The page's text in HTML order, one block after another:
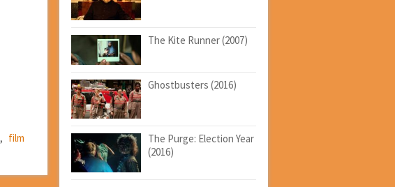
, film
The Kite Runner (2007)
Ghostbusters (2016)
The Purge: Election Year
(2016)